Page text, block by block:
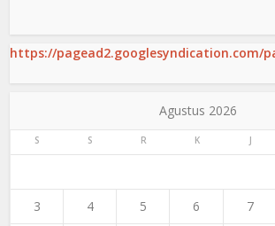
https://pagead2.googlesyndication.com/
Agustus 2026
S S R K J
3 4 5 6 7